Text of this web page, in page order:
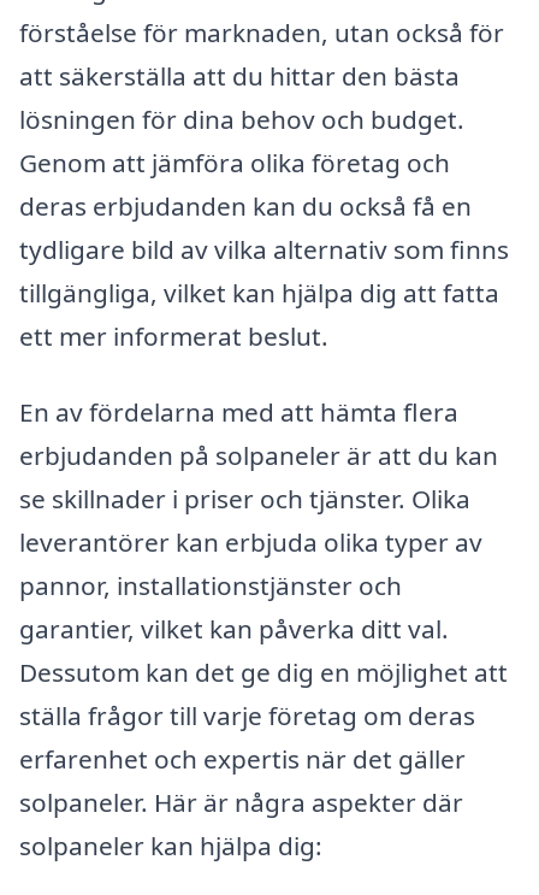
förståelse för marknaden, utan också för
att säkerställa att du hittar den bästa
lösningen för dina behov och budget.
Genom att jämföra olika företag och
deras erbjudanden kan du också få en
tydligare bild av vilka alternativ som finns
tillgängliga, vilket kan hjälpa dig att fatta
ett mer informerat beslut.
En av fördelarna med att hämta flera
erbjudanden på solpaneler är att du kan
se skillnader i priser och tjänster. Olika
leverantörer kan erbjuda olika typer av
pannor, installationstjänster och
garantier, vilket kan påverka ditt val.
Dessutom kan det ge dig en möjlighet att
ställa frågor till varje företag om deras
erfarenhet och expertis när det gäller
solpaneler. Här är några aspekter där
solpaneler kan hjälpa dig: